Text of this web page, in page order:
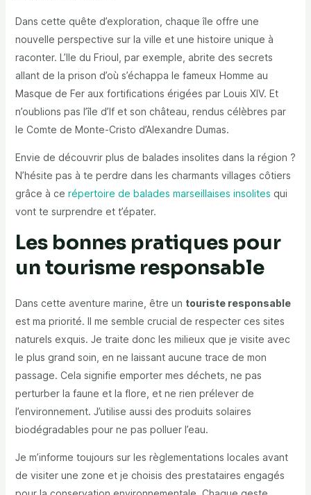
Dans cette quête d’exploration, chaque île offre une
nouvelle perspective sur la ville et une histoire unique à
raconter. L’Ile du Frioul, par exemple, abrite des secrets
allant de la prison d’où s’échappa le fameux Homme au
Masque de Fer aux fortifications érigées par Louis XIV. Et
n’oublions pas l’île d’If et son château, rendus célèbres par
le Comte de Monte-Cristo d’Alexandre Dumas.
Envie de découvrir plus de balades insolites dans la région ?
N’hésite pas à te perdre dans les charmants villages côtiers
grâce à ce répertoire de balades marseillaises insolites qui
vont te surprendre et t’épater.
Les bonnes pratiques pour
un tourisme responsable
Dans cette aventure marine, être un touriste responsable
est ma priorité. Il me semble crucial de respecter ces sites
naturels exquis. Je traite donc les milieux que je visite avec
le plus grand soin, en ne laissant aucune trace de mon
passage. Cela signifie emporter mes déchets, ne pas
perturber la faune et la flore, et ne rien prélever de
l’environnement. J’utilise aussi des produits solaires
biodégradables pour ne pas polluer l’eau.
Je m’informe toujours sur les règlementations locales avant
de visiter une zone et je choisis des prestataires engagés